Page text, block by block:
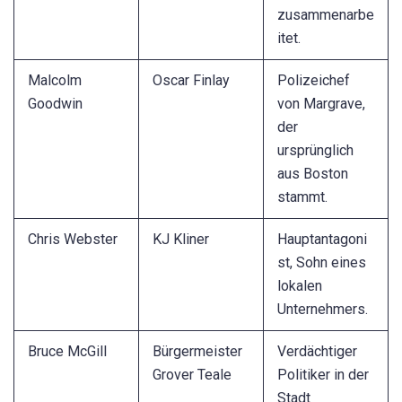
zusammenarbe
itet.
Malcolm
Goodwin
Oscar Finlay
Polizeichef
von Margrave,
der
ursprünglich
aus Boston
stammt.
Chris Webster KJ Kliner
Hauptantagoni
st, Sohn eines
lokalen
Unternehmers.
Bruce McGill
Bürgermeister
Grover Teale
Verdächtiger
Politiker in der
Stadt